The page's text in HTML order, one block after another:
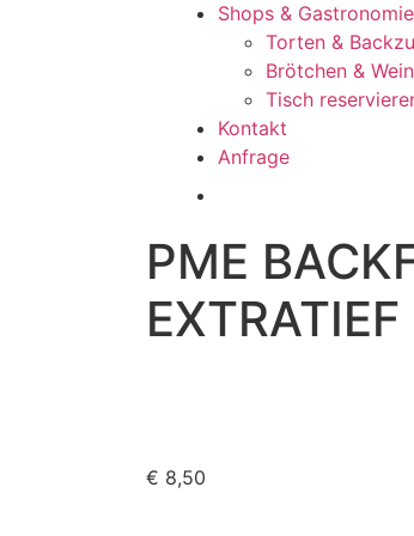
Shops & Gastronomie
Torten &
Brötchen &
Tisch
Kontakt
Anfrage
PME
€ 8,50